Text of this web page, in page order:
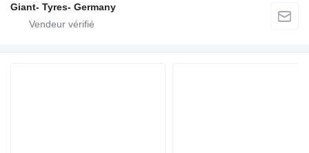
Giant- Tyres- Germany